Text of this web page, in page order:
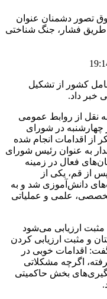
تصور دشمنان عنوان
طریق فشار، جنگ شناختی
کشور از تشکیل
خبر داد.
نقل از روابط عمومی
چهارشنبه در شورای
از اقدامات انجام شده
به عنوان رئیس شورای
فعال در زمینه
از قم، یکی از
دانش‌آموزی شد و به
علمی و عملیاتی
مثبت ارزیابی می‌شود
و مثبت ارزیابی کردن
اقدامات خوبی در
اگرچه مشکلاتی
بخش حاکمیتی